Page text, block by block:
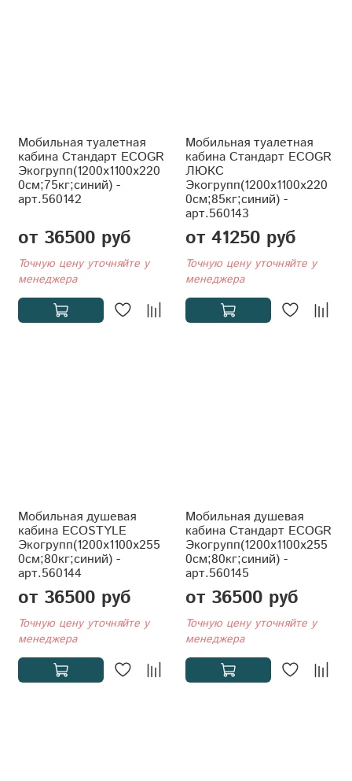
Мобильная туалетная
кабина Стандарт ECOGR
Экогрупп(1200x1100x220
0см;75кг;синий) -
арт.560142
от 36500 руб
Точную цену уточняйте у
менеджера
Мобильная туалетная
кабина Стандарт ECOGR
ЛЮКС
Экогрупп(1200x1100x220
0см;85кг;синий) -
арт.560143
от 41250 руб
Точную цену уточняйте у
менеджера
Мобильная душевая
кабина ECOSTYLE
Экогрупп(1200x1100x255
0см;80кг;синий) -
арт.560144
от 36500 руб
Точную цену уточняйте у
менеджера
Мобильная душевая
кабина Стандарт ECOGR
Экогрупп(1200x1100x255
0см;80кг;синий) -
арт.560145
от 36500 руб
Точную цену уточняйте у
менеджера